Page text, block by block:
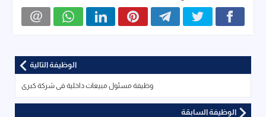
الوظيفة التالية
وظيفة مسئول مبيعات داخلية فى شركة كبرى
الوظيفة السابقة